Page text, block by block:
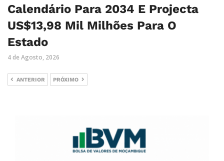
Calendário Para 2034 E Projecta
US$13,98 Mil Milhões Para O
Estado
4 de Agosto, 2026
ANTERIOR PRÓXIMO